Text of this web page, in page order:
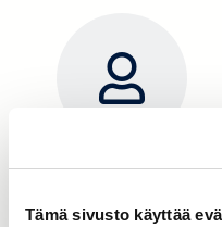
Tämä sivusto käyttää